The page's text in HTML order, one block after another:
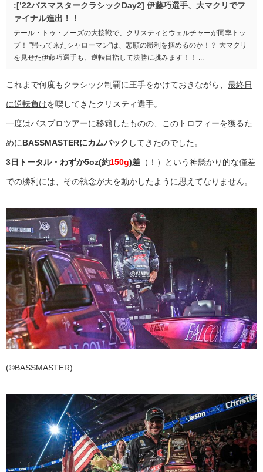
:[’22バスマスタークラシックDay2] 伊藤巧選手、大マクリでフ
ァイナル進出！！
テール・トゥ・ノーズの大接戦で、クリスティとウェルチャーが同率トッ
プ！ "帰って来たシャローマン"は、悲願の勝利を掴めるのか！？ 大マクリ
を見せた伊藤巧選手も、逆転目指して決勝に挑みます！！ ...
これまで何度もクラシック制覇に王手をかけておきながら、 最終日
に逆転負けを喫してきたクリスティ選手。
一度はバスプロツアーに移籍したものの、このトロフィーを獲るた
めにBASSMASTERにカムバック してきたのでした。
3日トータル・わずか5oz(約150g)差 （！）という神懸かり的な僅差
での勝利には、その執念が天を動かしたように思えてなりません。
(©BASSMASTER)